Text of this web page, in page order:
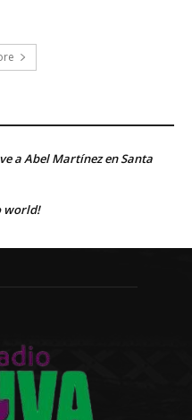
a Abel Martínez en Santa
world!